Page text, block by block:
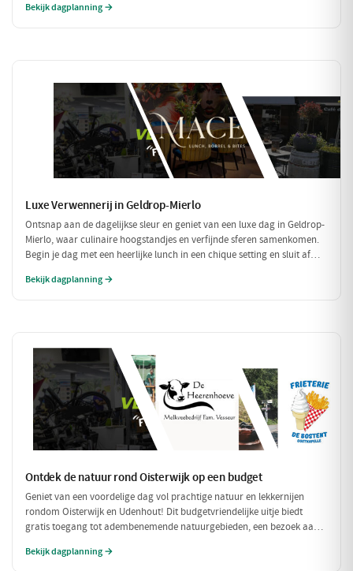
hap.
Bekijk dagplanning →
Luxe Verwennerij in Geldrop-Mierlo
Ontsnap aan de dagelijkse sleur en geniet van een luxe dag in Geldrop-
Mierlo, waar culinaire hoogstandjes en verfijnde sferen samenkomen.
Begin je dag met een heerlijke lunch in een chique setting en sluit af
compleet met een ontspannen fietstocht door de prachtige omgeving!
Bekijk dagplanning →
Ontdek de natuur rond Oisterwijk op een budget
Geniet van een voordelige dag vol prachtige natuur en lekkernijen
rondom Oisterwijk en Udenhout! Dit budgetvriendelijke uitje biedt
gratis toegang tot adembenemende natuurgebieden, een bezoek aan
lunch. Perfect voor een dag vol avontuur zonder je portemonnee te
Bekijk dagplanning →